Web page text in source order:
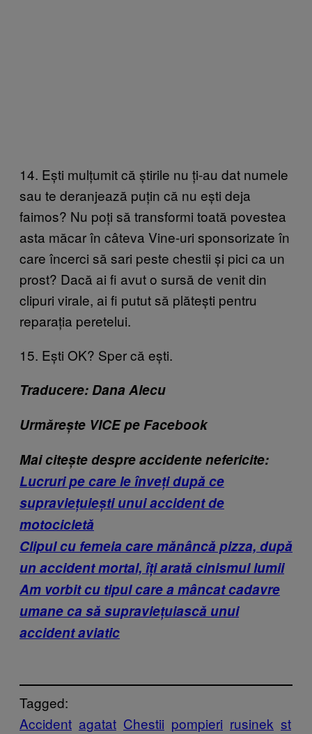
14. Ești mulțumit că știrile nu ți-au dat numele
sau te deranjează puțin că nu ești deja
faimos? Nu poți să transformi toată povestea
asta măcar în câteva Vine-uri sponsorizate în
care încerci să sari peste chestii și pici ca un
prost? Dacă ai fi avut o sursă de venit din
clipuri virale, ai fi putut să plătești pentru
reparația peretelui.
15. Ești OK? Sper că ești.
Traducere: Dana Alecu
Urmărește VICE pe Facebook
Mai citește despre accidente nefericite:
Lucruri pe care le înveți după ce
supraviețuiești unui accident de
motocicletă
Clipul cu femeia care mănâncă pizza, după
un accident mortal, îți arată cinismul lumii
Am vorbit cu tipul care a mâncat cadavre
umane ca să supraviețuiască unui
accident aviatic
Tagged:
Accident agatat Chestii pompieri rusinek st